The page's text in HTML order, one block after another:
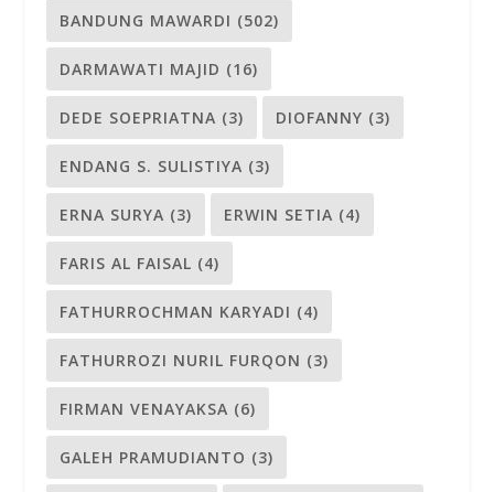
BANDUNG MAWARDI (502)
DARMAWATI MAJID (16)
DEDE SOEPRIATNA (3) DIOFANNY (3)
ENDANG S. SULISTIYA (3)
ERNA SURYA (3) ERWIN SETIA (4)
FARIS AL FAISAL (4)
FATHURROCHMAN KARYADI (4)
FATHURROZI NURIL FURQON (3)
FIRMAN VENAYAKSA (6)
GALEH PRAMUDIANTO (3)